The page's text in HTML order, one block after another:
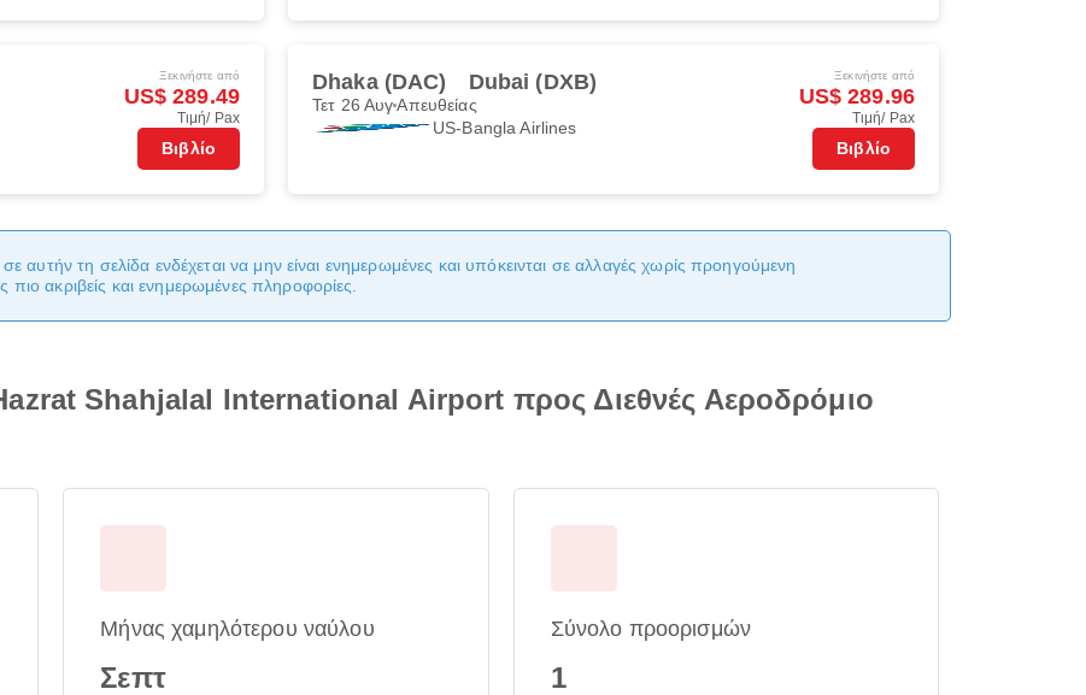
Ξεκινήστε από
US$ 289.49
Τιμή/ Pax
Βιβλίο
Dhaka (DAC) Dubai (DXB)
Τετ 26 ΑυγΑπευθείας
US-Bangla Airlines
Ξεκινήστε από
US$ 289.96
Τιμή/ Pax
Βιβλίο
αυτήν τη σελίδα ενδέχεται να μην είναι ενημερωμένες και υπόκεινται σε αλλαγές χωρίς προηγούμενη
ακριβείς και ενημερωμένες πληροφορίες.
Shahjalal International Airport προς Διεθνές Αεροδρόμιο
Μήνας χαμηλότερου ναύλου
Σεπτ
Σύνολο προορισμών
1